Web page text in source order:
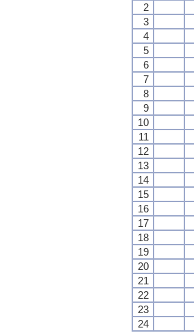
2
3
4
5
6
7
8
9
10
11
12
13
14
15
16
17
18
19
20
21
22
23
24